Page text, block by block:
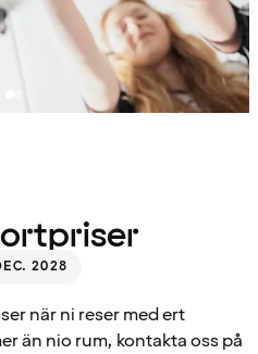
2028
när ni reser med ert
än nio rum, kontakta oss på